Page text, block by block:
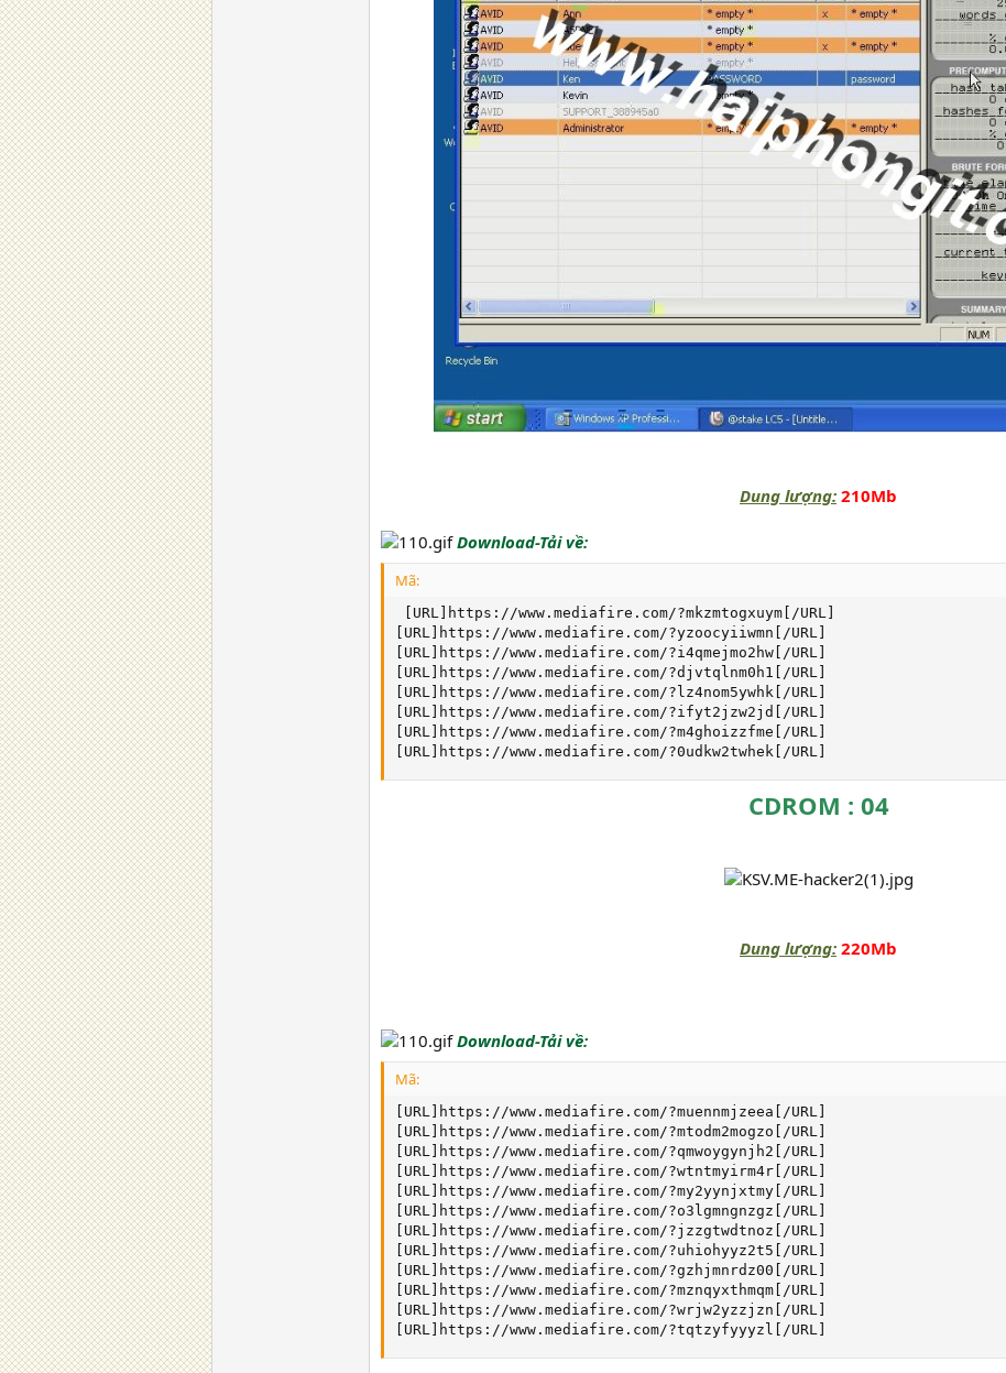
Dung lượng: 210Mb
Download-Tải về:
Mã:
[URL]https://www.mediafire.com/?mkzmtogxuym[/URL]
[URL]https://www.mediafire.com/?yzoocyiiwmn[/URL]
[URL]https://www.mediafire.com/?i4qmejmo2hw[/URL]
[URL]https://www.mediafire.com/?djvtqlnm0h1[/URL]
[URL]https://www.mediafire.com/?lz4nom5ywhk[/URL]
[URL]https://www.mediafire.com/?ifyt2jzw2jd[/URL]
[URL]https://www.mediafire.com/?m4ghoizzfme[/URL]
[URL]https://www.mediafire.com/?0udkw2twhek[/URL]
CDROM : 04
Dung lượng: 220Mb
Download-Tải về:
Mã:
[URL]https://www.mediafire.com/?muennmjzeea[/URL]
[URL]https://www.mediafire.com/?mtodm2mogzo[/URL]
[URL]https://www.mediafire.com/?qmwoygynjh2[/URL]
[URL]https://www.mediafire.com/?wtntmyirm4r[/URL]
[URL]https://www.mediafire.com/?my2yynjxtmy[/URL]
[URL]https://www.mediafire.com/?o3lgmngnzgz[/URL]
[URL]https://www.mediafire.com/?jzzgtwdtnoz[/URL]
[URL]https://www.mediafire.com/?uhiohyyz2t5[/URL]
[URL]https://www.mediafire.com/?gzhjmnrdz00[/URL]
[URL]https://www.mediafire.com/?mznqyxthmqm[/URL]
[URL]https://www.mediafire.com/?wrjw2yzzjzn[/URL]
[URL]https://www.mediafire.com/?tqtzyfyyyzl[/URL]